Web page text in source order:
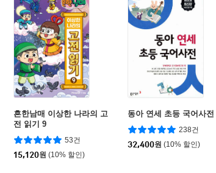
흔한남매 이상한 나라의 고
전 읽기 9
53건
15,120원 (10% 할인)
동아 연세 초등 국어사전
238건
32,400원 (10% 할인)